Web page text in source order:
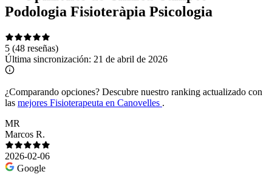
Podologia Fisioteràpia Psicologia
5 (48 reseñas)
Última sincronización: 21 de abril de 2026
¿Comparando opciones? Descubre nuestro ranking actualizado con
las mejores Fisioterapeuta en Canovelles .
MR
Marcos R.
2026-02-06
Google